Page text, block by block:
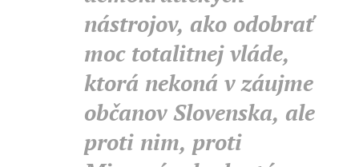
nástrojov, ako odobrať
moc totalitnej vláde,
ktorá nekoná v záujme
občanov Slovenska, ale
proti nim, proti